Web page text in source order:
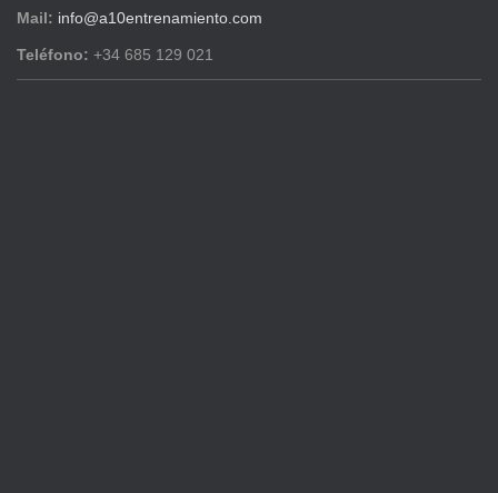
Mail: info@a10entrenamiento.com
Teléfono: +34 685 129 021